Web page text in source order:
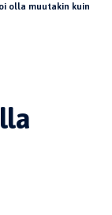
olla muutakin kuin